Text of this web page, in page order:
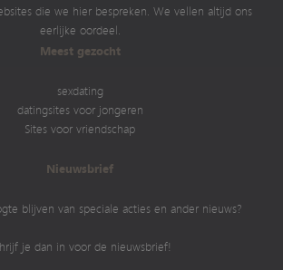
die we hier bespreken. We vellen altijd ons
eerlijke oordeel.
Meest gezocht
sexdating
datingsites voor jongeren
Sites voor vriendschap
Nieuwsbrief
blijven van speciale acties en ander nieuws?
je dan in voor de nieuwsbrief!